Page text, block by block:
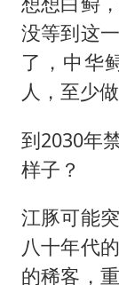
没等到这
了，中华
人，至少
到2030年
样子？
江豚可能
八十年代
的稀客，